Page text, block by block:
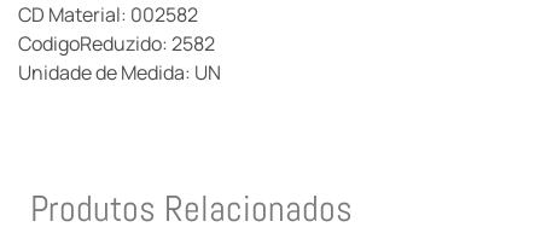
CD Material: 002582
CodigoReduzido: 2582
Unidade de Medida: UN
Produtos Relacionados